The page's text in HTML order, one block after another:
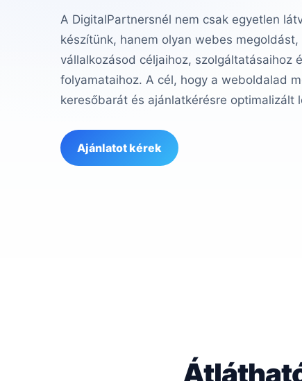
A DigitalPartnersnél nem csak egyetlen
készítünk, hanem olyan webes
vállalkozásod céljaihoz, szolgáltatásaihoz
folyamataihoz. A cél, hogy a weboldalad
keresőbarát és ajánlatkérésre optimalizált
Ajánlatot kérek